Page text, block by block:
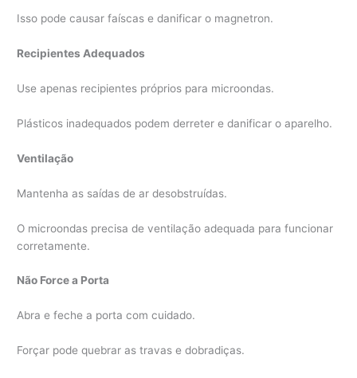
Isso pode causar faíscas e danificar o magnetron.
Recipientes Adequados
Use apenas recipientes próprios para microondas.
Plásticos inadequados podem derreter e danificar o aparelho.
Ventilação
Mantenha as saídas de ar desobstruídas.
O microondas precisa de ventilação adequada para funcionar
corretamente.
Não Force a Porta
Abra e feche a porta com cuidado.
Forçar pode quebrar as travas e dobradiças.